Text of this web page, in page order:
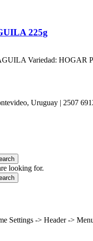
225g
Variedad: HOGAR
Uruguay | 2507
looking for.
Settings -> Header ->